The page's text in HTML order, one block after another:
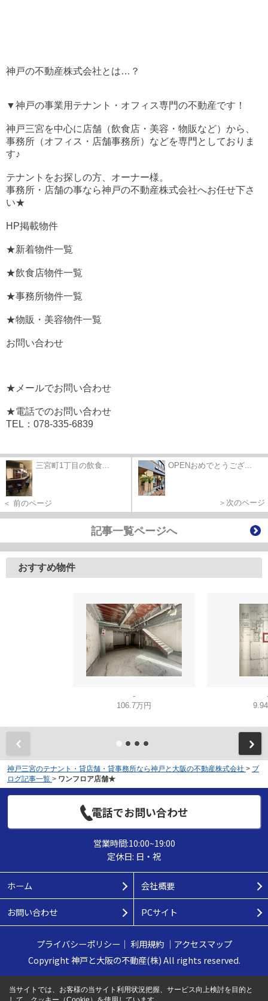
神戸の不動産株式会社とは…？
▼神戸の事業用テナント・オフィス専門の不動産です！
神戸三宮を中心に店舗（飲食店・美容・物販など）から、
事務所（オフィス・店舗事務所）などを専門としておりま
す♪
テナントをお探しの方、オーナー様。
事務所・店舗の事なら神戸の不動産株式会社へお任せ下さ
い★
HP掲載物件
★新着物件一覧
★飲食店物件一覧
★事務所物件一覧
★物販・美容物件一覧
お問い合わせ
★メールでお問い合わせ
★電話でのお問い合わせ
TEL：078-335-6839
三宮町1丁目の飲食...
＜ 前のページ
OPENおめでとうござ...
＞次のページ
記事一覧ページへ
おすすめ物件
-
106.7万円
神戸三宮のテナント・貸店舗・貸事務所なら神戸と大阪の不動産株式会社 > ブ
ログ記事一覧 > ワンフロア店舗★
電話でお問い合わせ
営業時間:10:00~19:00
定休日: 日・祝
ホーム 会社概要
お問い合わせ PCサイト
プライバシーポリシー ｜ 利用規約｜ アクセスマップ
Copyright 神戸と大阪の不動産(株) All rights reserved.
当サイトでは、お客様の当サイト利用状況把握、サービス向上検討を目的と